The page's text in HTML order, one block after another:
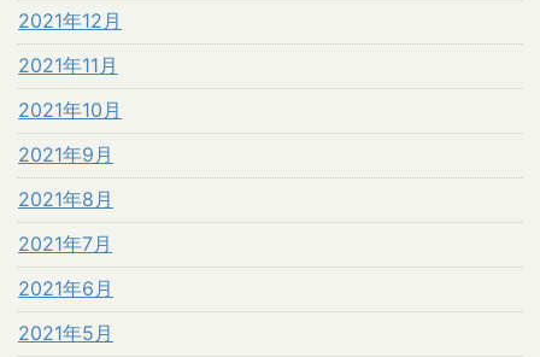
2021年12月
2021年11月
2021年10月
2021年9月
2021年8月
2021年7月
2021年6月
2021年5月